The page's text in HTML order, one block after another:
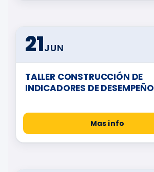
21JUN
TALLER CONSTRUCCIÓN DE
INDICADORES DE DESEMPEÑO
Mas info